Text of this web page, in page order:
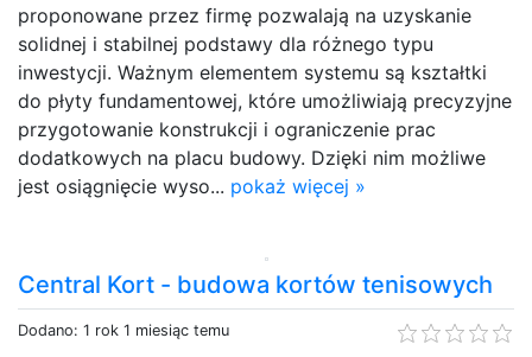
proponowane przez firmę pozwalają na uzyskanie
solidnej i stabilnej podstawy dla różnego typu
inwestycji. Ważnym elementem systemu są kształtki
do płyty fundamentowej, które umożliwiają precyzyjne
przygotowanie konstrukcji i ograniczenie prac
dodatkowych na placu budowy. Dzięki nim możliwe
jest osiągnięcie wyso... pokaż więcej »
Central Kort - budowa kortów tenisowych
Dodano: 1 rok 1 miesiąc temu